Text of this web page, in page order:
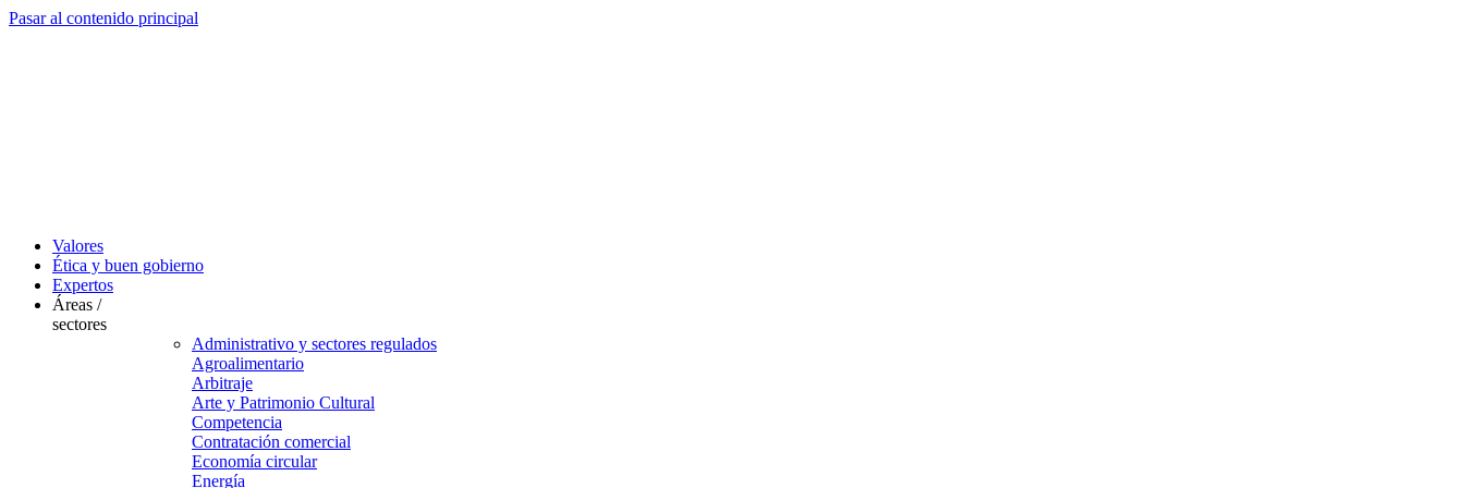
Pasar al contenido principal
Valores
Ética y buen gobierno
Expertos
Áreas /
sectores
Administrativo y sectores regulados
Agroalimentario
Arbitraje
Arte y Patrimonio Cultural
Competencia
Contratación comercial
Economía circular
Energía